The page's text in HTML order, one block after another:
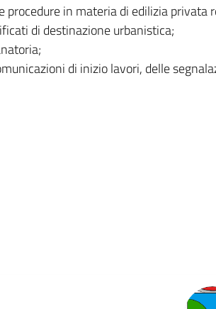
in materia di edilizia privata
di destinazione urbanistica;
di inizio lavori, delle